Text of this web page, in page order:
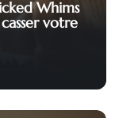
Whims
votre